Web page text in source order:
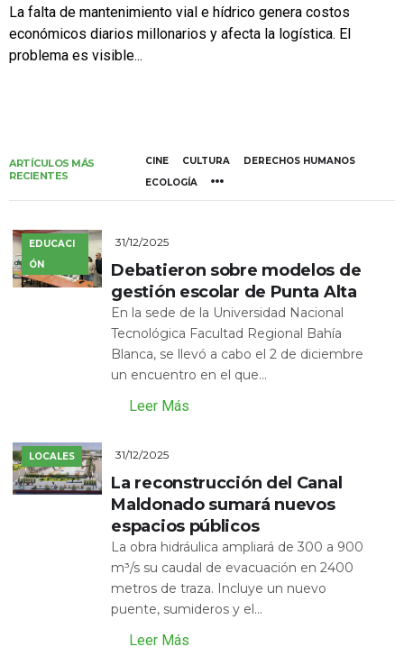
La falta de mantenimiento vial e hídrico genera costos
económicos diarios millonarios y afecta la logística. El
problema es visible...
ARTÍCULOS MÁS
RECIENTES
CINE CULTURA
DERECHOS HUMANOS
ECOLOGÍA
EDUCACI
ÓN
31/12/2025
Debatieron sobre modelos de
gestión escolar de Punta Alta
En la sede de la Universidad Nacional
Tecnológica Facultad Regional Bahía
Blanca, se llevó a cabo el 2 de diciembre
un encuentro en el que...
Leer Más
LOCALES 31/12/2025
La reconstrucción del Canal
Maldonado sumará nuevos
espacios públicos
La obra hidráulica ampliará de 300 a 900
m³/s su caudal de evacuación en 2400
metros de traza. Incluye un nuevo
puente, sumideros y el...
Leer Más